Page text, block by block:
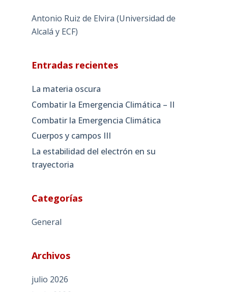
Antonio Ruiz de Elvira (Universidad de
Alcalá y ECF)
Entradas recientes
La materia oscura
Combatir la Emergencia Climática – II
Combatir la Emergencia Climática
Cuerpos y campos III
La estabilidad del electrón en su
trayectoria
Categorías
General
Archivos
julio 2026